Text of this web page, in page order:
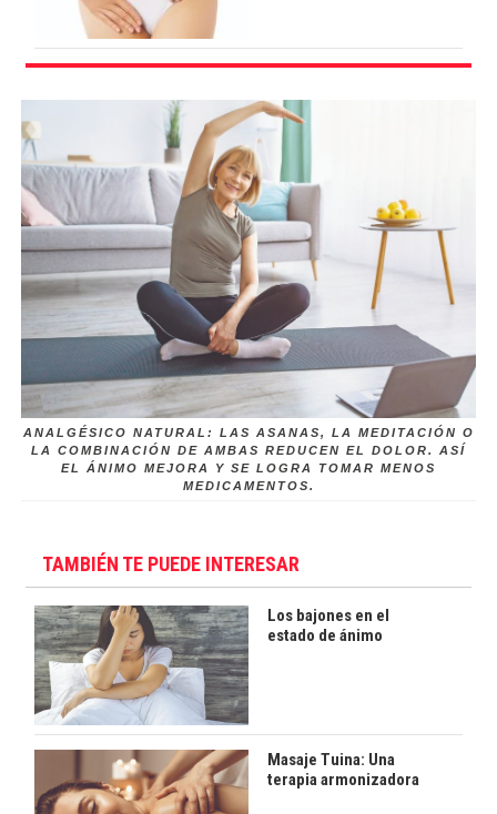
ANALGÉSICO NATURAL: LAS ASANAS, LA MEDITACIÓN O
LA COMBINACIÓN DE AMBAS REDUCEN EL DOLOR. ASÍ
EL ÁNIMO MEJORA Y SE LOGRA TOMAR MENOS
MEDICAMENTOS.
TAMBIÉN TE PUEDE INTERESAR
Los bajones en el
estado de ánimo
Masaje Tuina: Una
terapia armonizadora